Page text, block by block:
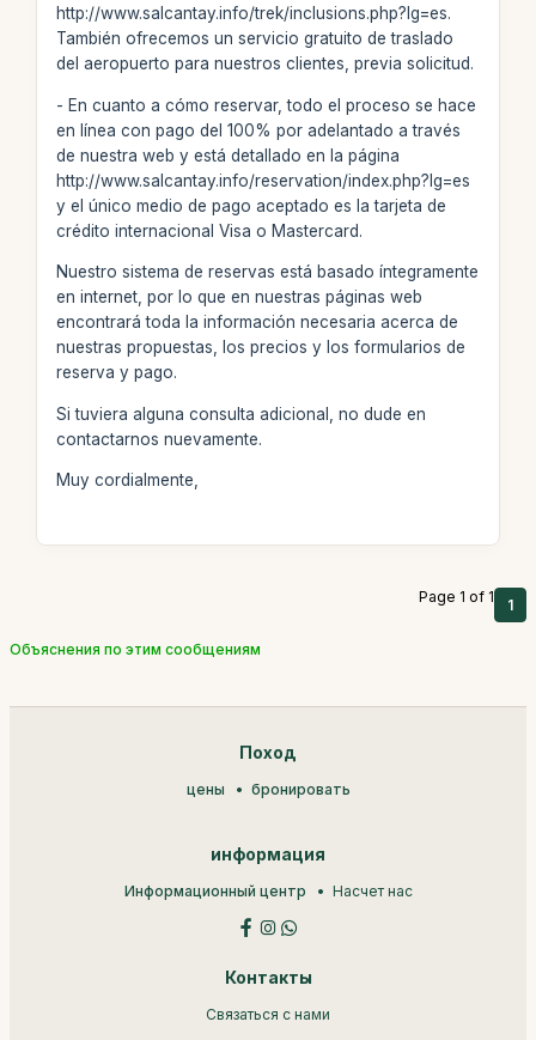
http://www.salcantay.info/trek/inclusions.php?lg=es.
También ofrecemos un servicio gratuito de traslado
del aeropuerto para nuestros clientes, previa solicitud.
- En cuanto a cómo reservar, todo el proceso se hace
en línea con pago del 100% por adelantado a través
de nuestra web y está detallado en la página
http://www.salcantay.info/reservation/index.php?lg=es
y el único medio de pago aceptado es la tarjeta de
crédito internacional Visa o Mastercard.
Nuestro sistema de reservas está basado íntegramente
en internet, por lo que en nuestras páginas web
encontrará toda la información necesaria acerca de
nuestras propuestas, los precios y los formularios de
reserva y pago.
Si tuviera alguna consulta adicional, no dude en
contactarnos nuevamente.
Muy cordialmente,
Page 1 of 1 1
Объяснения по этим сообщениям
Поход
цены бронировать
информация
Информационный центр Насчет нас
Контакты
Связаться с нами